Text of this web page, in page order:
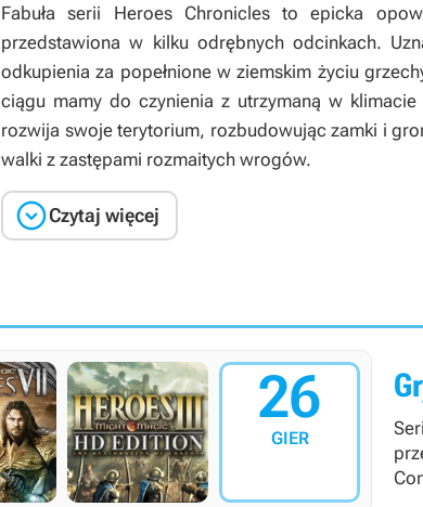
Fabuła serii Heroes Chroniclesto epicka
przedstawiona w kilku odrębnych odcinkach.
odkupienia za popełnione w ziemskim życiu
ciągu mamy do czynienia z utrzymaną w
rozwija swoje terytorium, rozbudowując zamki i
walki z zastępami rozmaitych wrogów.
Czytaj więcej
26
GIER